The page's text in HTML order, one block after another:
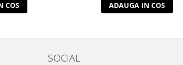
COS ADAUGA IN COS
SOCIAL